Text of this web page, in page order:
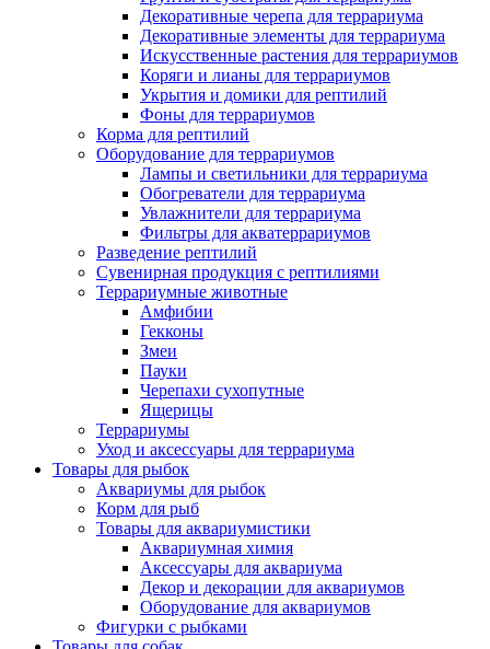
Декоративные черепа для террариума
Декоративные элементы для террариума
Искусственные растения для террариумов
Коряги и лианы для террариумов
Укрытия и домики для рептилий
Фоны для террариумов
Корма для рептилий
Оборудование для террариумов
Лампы и светильники для террариума
Обогреватели для террариума
Увлажнители для террариума
Фильтры для акватеррариумов
Разведение рептилий
Сувенирная продукция с рептилиями
Террариумные животные
Амфибии
Гекконы
Змеи
Пауки
Черепахи сухопутные
Ящерицы
Террариумы
Уход и аксессуары для террариума
Товары для рыбок
Аквариумы для рыбок
Корм для рыб
Товары для аквариумистики
Аквариумная химия
Аксессуары для аквариума
Декор и декорации для аквариумов
Оборудование для аквариумов
Фигурки с рыбками